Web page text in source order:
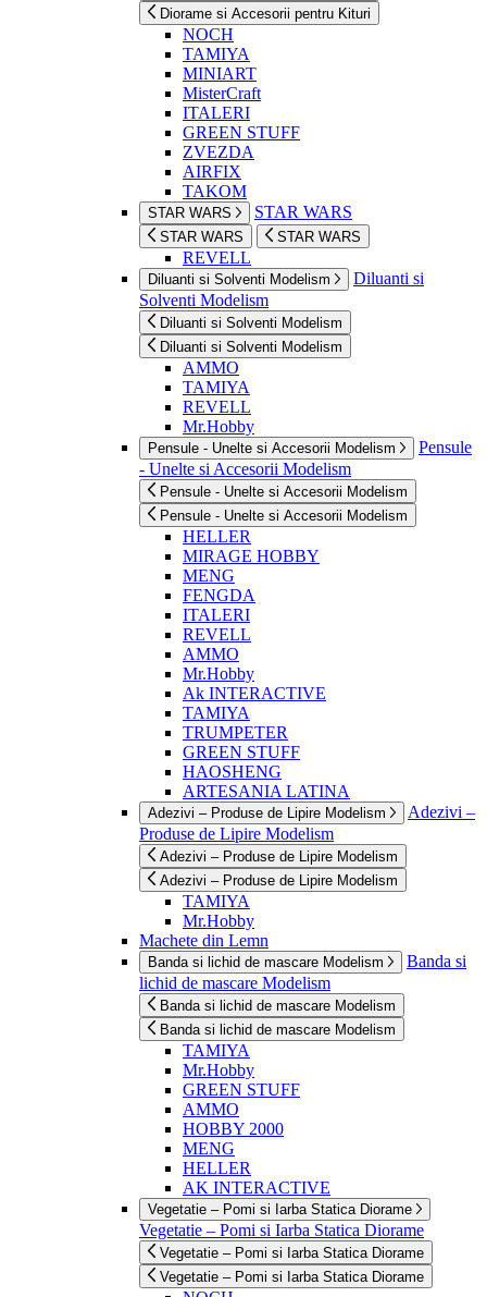
Diorame si Accesorii pentru Kituri
NOCH
TAMIYA
MINIART
MisterCraft
ITALERI
GREEN STUFF
ZVEZDA
AIRFIX
TAKOM
STAR WARS STAR WARS
STAR WARS STAR WARS
REVELL
Diluanti si Solventi Modelism
Diluanti si
Solventi Modelism
Diluanti si Solventi Modelism
Diluanti si Solventi Modelism
AMMO
TAMIYA
REVELL
Mr.Hobby
Pensule - Unelte si Accesorii Modelism
Pensule
- Unelte si Accesorii Modelism
Pensule - Unelte si Accesorii Modelism
Pensule - Unelte si Accesorii Modelism
HELLER
MIRAGE HOBBY
MENG
FENGDA
ITALERI
REVELL
AMMO
Mr.Hobby
Ak INTERACTIVE
TAMIYA
TRUMPETER
GREEN STUFF
HAOSHENG
ARTESANIA LATINA
Adezivi – Produse de Lipire Modelism
Adezivi –
Produse de Lipire Modelism
Adezivi – Produse de Lipire Modelism
Adezivi – Produse de Lipire Modelism
TAMIYA
Mr.Hobby
Machete din Lemn
Banda si lichid de mascare Modelism
Banda si
lichid de mascare Modelism
Banda si lichid de mascare Modelism
Banda si lichid de mascare Modelism
TAMIYA
Mr.Hobby
GREEN STUFF
AMMO
HOBBY 2000
MENG
HELLER
AK INTERACTIVE
Vegetatie – Pomi si Iarba Statica Diorame
Vegetatie – Pomi si Iarba Statica Diorame
Vegetatie – Pomi si Iarba Statica Diorame
Vegetatie – Pomi si Iarba Statica Diorame